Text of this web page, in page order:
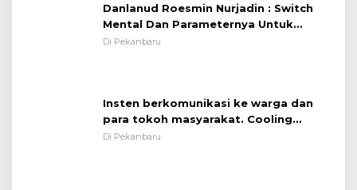
Danlanud Roesmin Nurjadin : Switch
Mental Dan Parameternya Untuk
Melaksanakan ✈
Di Pekanbaru
Insten berkomunikasi ke warga dan
para tokoh masyarakat. Cooling
System OMP LK ²024 Polsek Rumbai,
Di Pekanbaru